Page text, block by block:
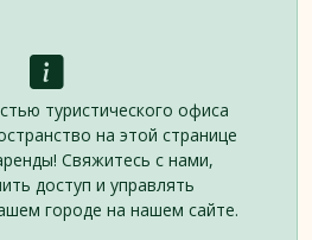
туристического офиса
на этой странице
Свяжитесь с нами,
доступ и управлять
городе на нашем сайте.